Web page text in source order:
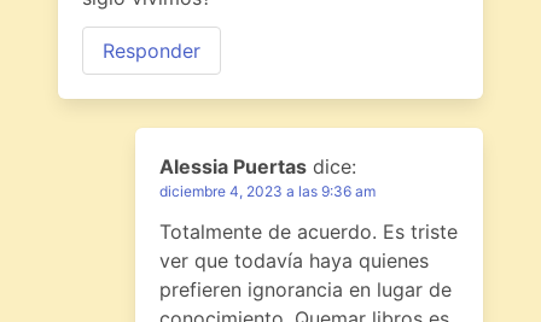
Responder
Alessia Puertas dice:
diciembre 4, 2023 a las 9:36 am
Totalmente de acuerdo. Es triste
ver que todavía haya quienes
prefieren ignorancia en lugar de